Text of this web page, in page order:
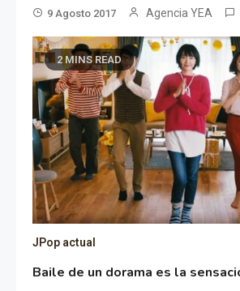
9 Agosto 2017 Agencia YEA
2 MINS READ
JPop actual
Baile de un dorama es la